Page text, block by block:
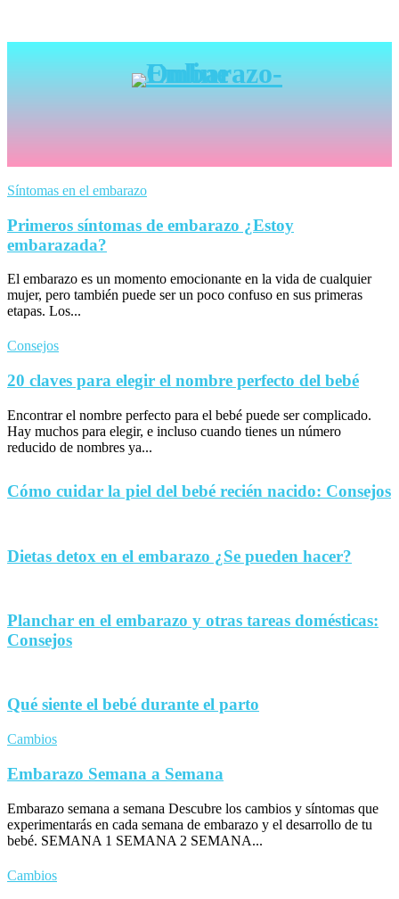
Síntomas en el embarazo
Primeros síntomas de embarazo ¿Estoy
embarazada?
El embarazo es un momento emocionante en la vida de cualquier
mujer, pero también puede ser un poco confuso en sus primeras
etapas. Los...
Consejos
20 claves para elegir el nombre perfecto del bebé
Encontrar el nombre perfecto para el bebé puede ser complicado.
Hay muchos para elegir, e incluso cuando tienes un número
reducido de nombres ya...
Cómo cuidar la piel del bebé recién nacido: Consejos
Dietas detox en el embarazo ¿Se pueden hacer?
Planchar en el embarazo y otras tareas domésticas:
Consejos
Qué siente el bebé durante el parto
Cambios
Embarazo Semana a Semana
Embarazo semana a semana Descubre los cambios y síntomas que
experimentarás en cada semana de embarazo y el desarrollo de tu
bebé. SEMANA 1 SEMANA 2 SEMANA...
Cambios